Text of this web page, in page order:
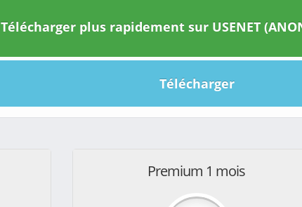
Télécharger plus rapidement sur USENET
Télécharger
Premium 1 mois